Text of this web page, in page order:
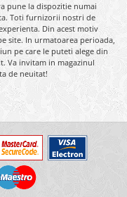
pune la dispozitie numai
Toti furnizorii nostri de
Din acest motiv
site. In urmatoarea perioada,
pe care le puteti alege din
Va invitam in magazinul
de neuitat!